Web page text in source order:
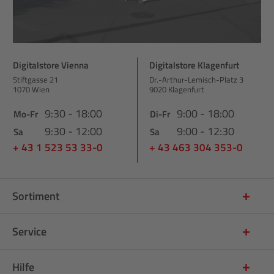
Digitalstore Vienna
Stiftgasse 21
1070 Wien
Mo-Fr 9:30 - 18:00
Sa 9:30 - 12:00
+ 43 1 523 53 33-0
Digitalstore Klagenfurt
Dr.-Arthur-Lemisch-Platz 3
9020 Klagenfurt
Di-Fr 9:00 - 18:00
Sa 9:00 - 12:30
+ 43 463 304 353-0
Sortiment
Service
Hilfe